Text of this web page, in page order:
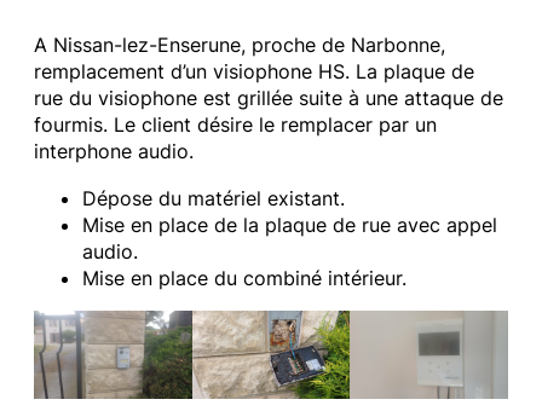
A Nissan-lez-Enserune, proche de Narbonne,
remplacement d’un visiophone HS. La plaque de
rue du visiophone est grillée suite à une attaque de
fourmis. Le client désire le remplacer par un
interphone audio.
Dépose du matériel existant.
Mise en place de la plaque de rue avec appel
audio.
Mise en place du combiné intérieur.